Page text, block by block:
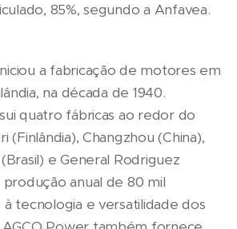
85%, segundo a Anfavea.
a fabricação de motores em
na década de 1940.
quatro fábricas ao redor do
(Finlândia), Changzhou (China),
e General Rodriguez
anual de 80 mil
tecnologia e versatilidade dos